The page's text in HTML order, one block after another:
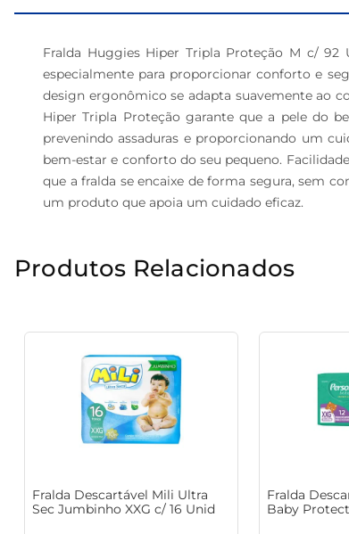
Fralda Huggies Hiper Tripla Proteção M c/ 92
especialmente para proporcionar conforto e
design ergonômico se adapta suavemente ao
Hiper Tripla Proteção garante que a pele do
prevenindo assaduras e proporcionando um
bem-estar e conforto do seu pequeno.
que a fralda se encaixe de forma segura, sem
um produto que apoia um cuidado eficaz.
Produtos Relacionados
Fralda Descartável Mili Ultra
Sec Jumbinho XXG c/ 16 Unid
Fralda
Baby Protect